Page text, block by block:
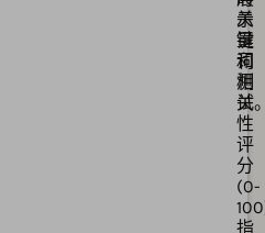
关
键
词
测
试
示
量
和
相
关
性
评
分
(0-
指